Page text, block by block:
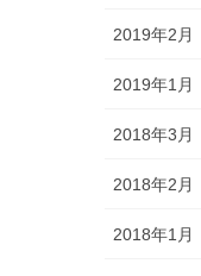
2019年2月
2019年1月
2018年3月
2018年2月
2018年1月